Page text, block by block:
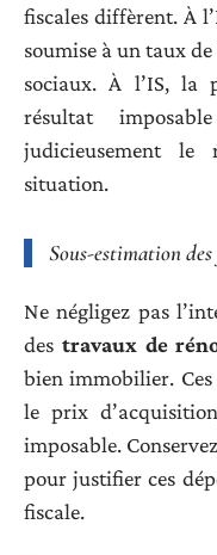
fiscales diffèrent. À
soumise à un taux de
sociaux. À l’IS, la
résultat
judicieusement
situation.
Sous-estimation
Ne négligez pas
des travaux de
bien immobilier.
le prix
imposable.
pour justifier ces
fiscale.